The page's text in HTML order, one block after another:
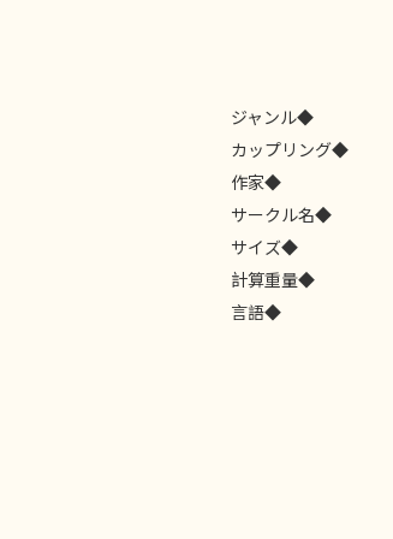
ジャンル◆
カップリング◆
作家◆
サークル名◆
サイズ◆
計算重量◆
言語◆